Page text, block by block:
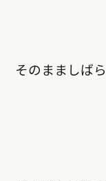
そのまましば